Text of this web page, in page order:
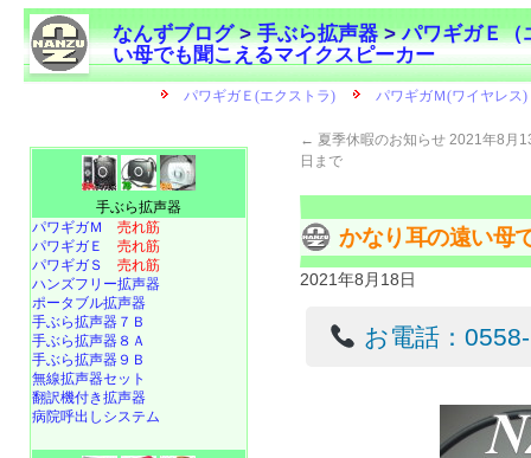
なんずブログ>手ぶら拡声器>パワギガＥ（
い母でも聞こえるマイクスピーカー
← 夏季休暇のお知らせ 2021年8月
日まで
かなり耳の遠い母
2021年8月18日
お電話：
手ぶら拡声器
パワギガＭ 売れ筋
パワギガＥ 売れ筋
パワギガＳ 売れ筋
ハンズフリー拡声器
ポータブル拡声器
手ぶら拡声器７Ｂ
手ぶら拡声器８Ａ
手ぶら拡声器９Ｂ
無線拡声器セット
翻訳機付き拡声器
病院呼出しシステム